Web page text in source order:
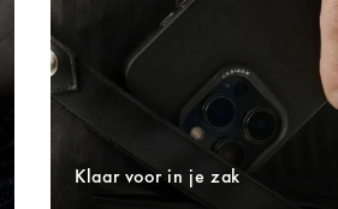
Klaar voor in je zak